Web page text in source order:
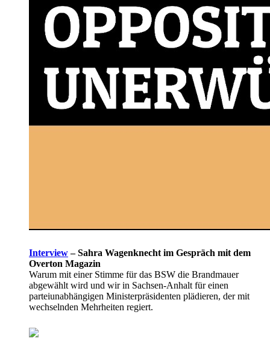
Interview– Sahra Wagenknecht im Gespräch mit dem
Overton Magazin
Warum mit einer Stimme für das BSW die Brandmauer
abgewählt wird und wir in Sachsen-Anhalt für einen
parteiunabhängigen Ministerpräsidenten plädieren, der mit
wechselnden Mehrheiten regiert.